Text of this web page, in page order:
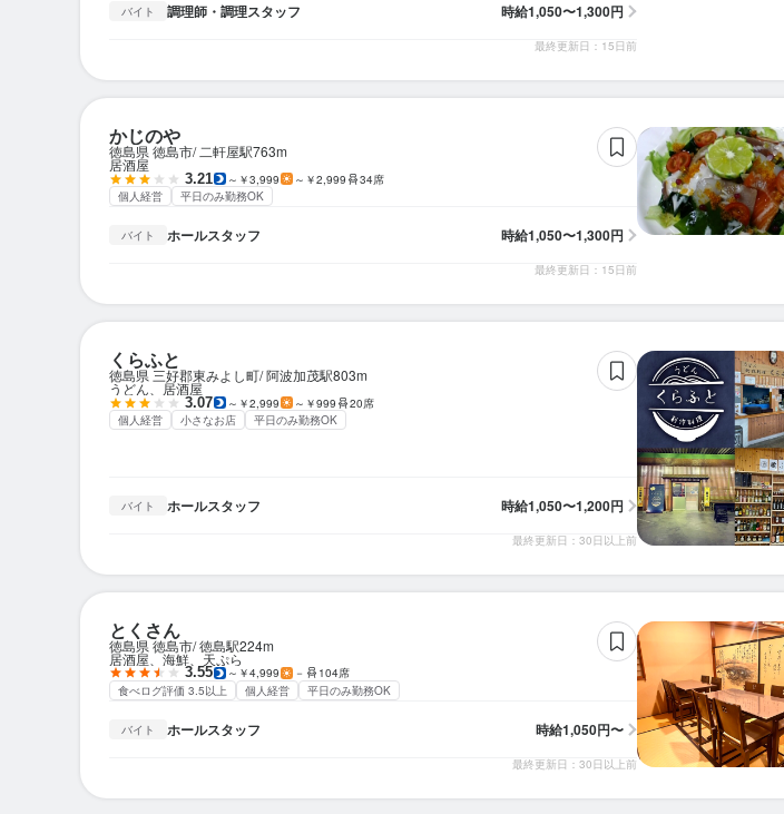
バイト 調理師・調理スタッフ 時給1,050〜1,300円
最終更新日：15日前
かじのや
徳島県 徳島市 二軒屋駅763m
居酒屋
3.21 ～￥3,999 ～￥2,999
34席
個人経営
平日のみ勤務OK
バイト ホールスタッフ 時給1,050〜1,300円
最終更新日：15日前
くらふと
徳島県 三好郡東みよし町 阿波加茂駅803m
うどん、居酒屋
3.07 ～￥2,999 ～￥999
20席
個人経営
小さなお店 平日のみ勤務OK
バイト ホールスタッフ 時給1,050〜1,200円
最終更新日：30日以上前
とくさん
徳島県 徳島市 徳島駅224m
居酒屋、海鮮、天ぷら
3.55 ～￥4,999 －
104席
食べログ評価 3.5以上
個人経営 平日のみ勤務OK
バイト ホールスタッフ 時給1,050円〜
最終更新日：30日以上前